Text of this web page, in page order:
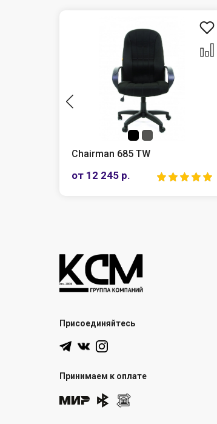
Chairman 685 TW
от 12 245 р.
Присоединяйтесь
Принимаем к оплате